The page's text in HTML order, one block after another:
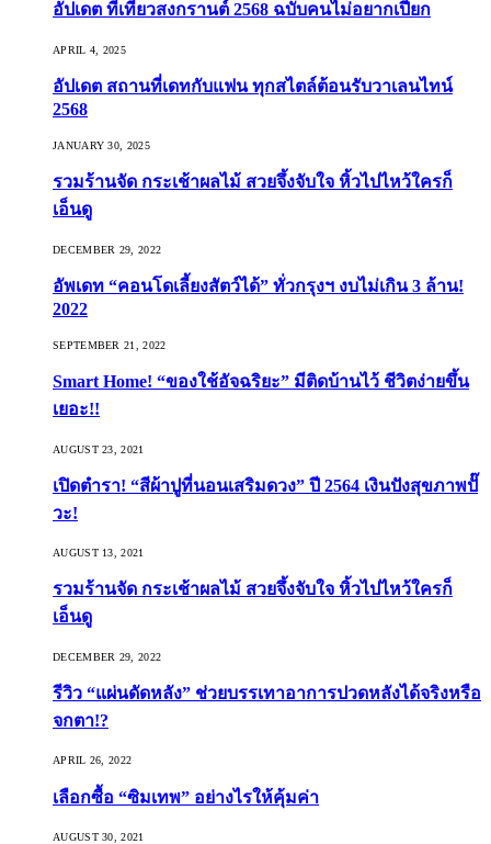
อัปเดต ที่เที่ยวสงกรานต์ 2568 ฉบับคนไม่อยากเปียก
APRIL 4, 2025
อัปเดต สถานที่เดทกับแฟน ทุกสไตล์ต้อนรับวาเลนไทน์
2568
JANUARY 30, 2025
รวมร้านจัด กระเช้าผลไม้ สวยจึ้งจับใจ หิ้วไปไหว้ใครก็
เอ็นดู
DECEMBER 29, 2022
อัพเดท “คอนโดเลี้ยงสัตว์ได้” ทั่วกรุงฯ งบไม่เกิน 3 ล้าน!
2022
SEPTEMBER 21, 2022
Smart Home! “ของใช้อัจฉริยะ” มีติดบ้านไว้ ชีวิตง่ายขึ้น
เยอะ!!
AUGUST 23, 2021
เปิดตำรา! “สีผ้าปูที่นอนเสริมดวง” ปี 2564 เงินปังสุขภาพปั๊
วะ!
AUGUST 13, 2021
รวมร้านจัด กระเช้าผลไม้ สวยจึ้งจับใจ หิ้วไปไหว้ใครก็
เอ็นดู
DECEMBER 29, 2022
รีวิว “แผ่นดัดหลัง” ช่วยบรรเทาอาการปวดหลังได้จริงหรือ
จกตา!?
APRIL 26, 2022
เลือกซื้อ “ซิมเทพ” อย่างไรให้คุ้มค่า
AUGUST 30, 2021